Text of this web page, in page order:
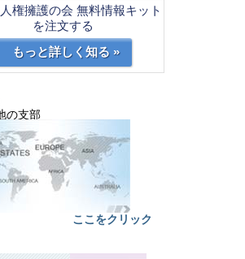
権擁護の会 無料情報キット
を注文する
もっと詳しく知る »
の支部
ここをクリック